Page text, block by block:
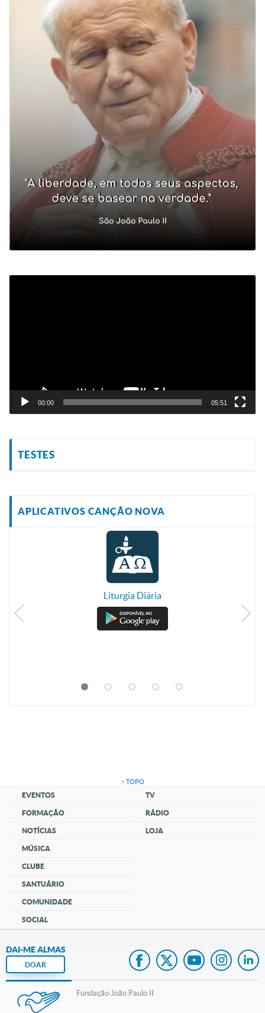
00:00 05:51
TESTES
APLICATIVOS CANÇÃO NOVA
Liturgia Diária
↑ TOPO
EVENTOS
FORMAÇÃO
NOTÍCIAS
MÚSICA
CLUBE
SANTUÁRIO
COMUNIDADE
SOCIAL
TV
RÁDIO
LOJA
DAI-ME ALMAS
DOAR
Fundação João Paulo II